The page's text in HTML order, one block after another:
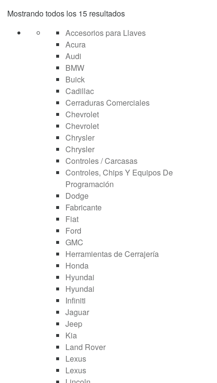
Mostrando todos los 15 resultados
Accesorios para Llaves
Acura
Audi
BMW
Buick
Cadillac
Cerraduras Comerciales
Chevrolet
Chevrolet
Chrysler
Chrysler
Controles / Carcasas
Controles, Chips Y Equipos De
Programación
Dodge
Fabricante
Fiat
Ford
GMC
Herramientas de Cerrajería
Honda
Hyundai
Hyundai
Infiniti
Jaguar
Jeep
Kia
Land Rover
Lexus
Lexus